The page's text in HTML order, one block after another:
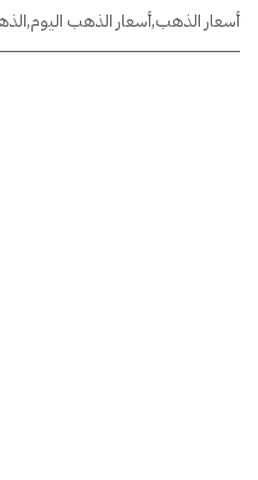
أسعار الذهب,أسعار الذهب اليوم,